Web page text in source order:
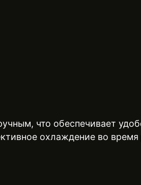
что обеспечивает
охлаждение во